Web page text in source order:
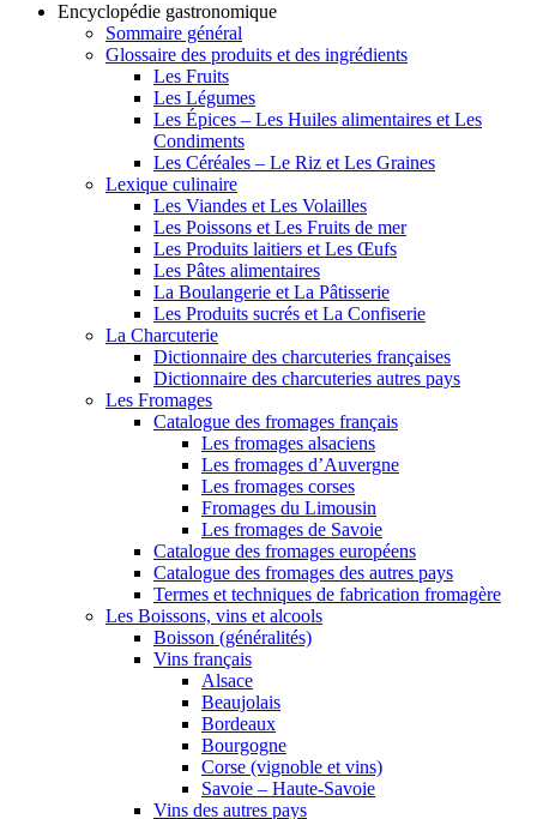
Encyclopédie gastronomique
Sommaire général
Glossaire des produits et des ingrédients
Les Fruits
Les Légumes
Les Épices – Les Huiles alimentaires et Les
Condiments
Les Céréales – Le Riz et Les Graines
Lexique culinaire
Les Viandes et Les Volailles
Les Poissons et Les Fruits de mer
Les Produits laitiers et Les Œufs
Les Pâtes alimentaires
La Boulangerie et La Pâtisserie
Les Produits sucrés et La Confiserie
La Charcuterie
Dictionnaire des charcuteries françaises
Dictionnaire des charcuteries autres pays
Les Fromages
Catalogue des fromages français
Les fromages alsaciens
Les fromages d’Auvergne
Les fromages corses
Fromages du Limousin
Les fromages de Savoie
Catalogue des fromages européens
Catalogue des fromages des autres pays
Termes et techniques de fabrication fromagère
Les Boissons, vins et alcools
Boisson (généralités)
Vins français
Alsace
Beaujolais
Bordeaux
Bourgogne
Corse (vignoble et vins)
Savoie – Haute-Savoie
Vins des autres pays